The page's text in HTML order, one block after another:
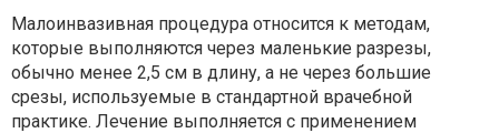
Малоинвазивная процедура относится к методам,
которые выполняются через маленькие разрезы,
обычно менее 2,5 см в длину, а не через большие
срезы, используемые в стандартной врачебной
практике. Лечение выполняется с применением